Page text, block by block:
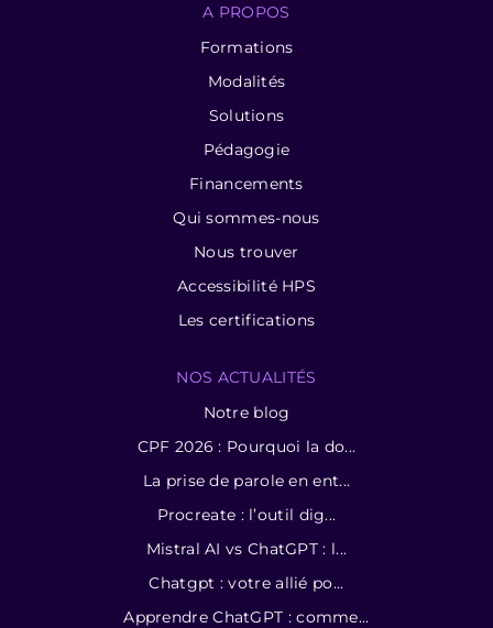
A PROPOS
Formations
Modalités
Solutions
Pédagogie
Financements
Qui sommes-nous
Nous trouver
Accessibilité HPS
Les certifications
NOS ACTUALITÉS
Notre blog
CPF 2026 : Pourquoi la do...
La prise de parole en ent...
Procreate : l’outil dig...
Mistral AI vs ChatGPT : l...
Chatgpt : votre allié po...
Apprendre ChatGPT : comme...